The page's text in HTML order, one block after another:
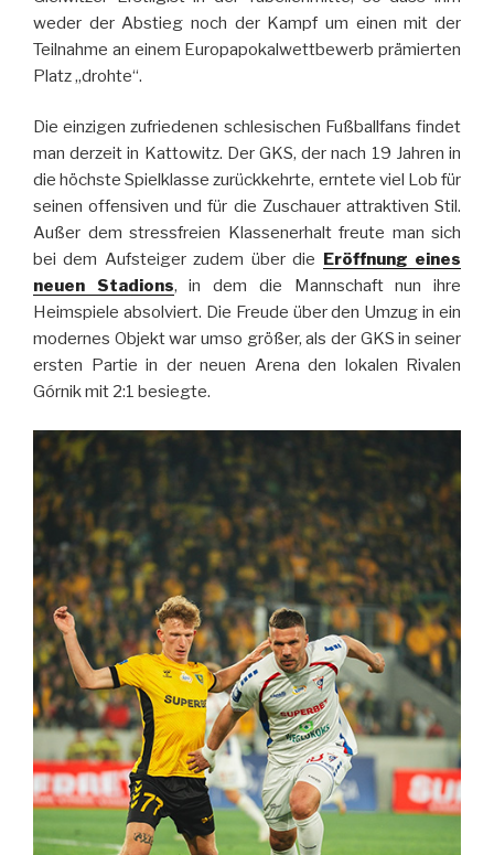
weder der Abstieg noch der Kampf um einen mit der
Teilnahme an einem Europapokalwettbewerb prämierten
Platz „drohte“.
Die einzigen zufriedenen schlesischen Fußballfans findet
man derzeit in Kattowitz. Der GKS, der nach 19 Jahren in
die höchste Spielklasse zurückkehrte, erntete viel Lob für
seinen offensiven und für die Zuschauer attraktiven Stil.
Außer dem stressfreien Klassenerhalt freute man sich
bei dem Aufsteiger zudem über die
Eröffnung eines
neuen Stadions, in dem die Mannschaft nun ihre
Heimspiele absolviert. Die Freude über den Umzug in ein
modernes Objekt war umso größer, als der GKS in seiner
ersten Partie in der neuen Arena den lokalen Rivalen
Górnik mit 2:1 besiegte.